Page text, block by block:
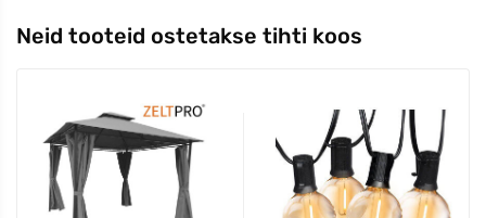
Neid tooteid ostetakse tihti koos